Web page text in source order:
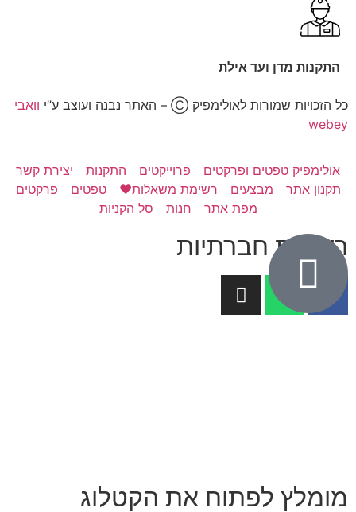
רשתות חברתיות
התקנות מדן ועד אילת
כל הזכויות שמורות לאולימפיק Ⓒ – האתר נבנה ועוצב ע”י
וואבי
webey
אולימפיק טפטים ופרקטים פרוייקטים התקנות
יצירת קשר
תקנון אתר
מבצעים רשימת משאלות❤️ טפטים
פרקטים
מפת אתר
חנות סל הקניות
מומלץ לפתוח את הקטלוג